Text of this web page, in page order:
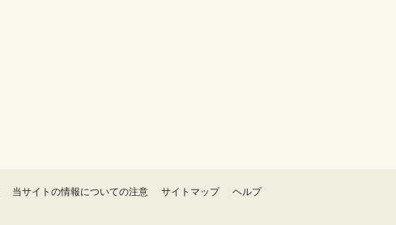
当サイトの情報についての注意 サイトマップ ヘルプ